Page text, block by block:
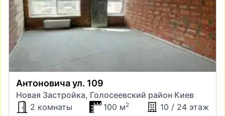
Антоновича ул. 109
Новая Застройка, Голосеевский район Киев
2 комнаты
100 м2
10 / 24 этаж